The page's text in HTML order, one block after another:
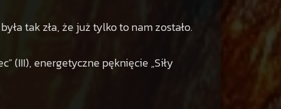
tak zła, że już tylko to nam zostało.
(III), energetyczne pęknięcie „Siły